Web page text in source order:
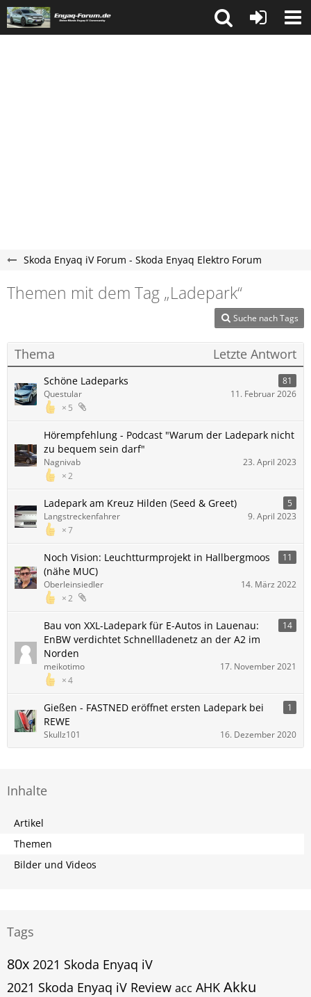
Skoda Enyaq iV Forum - Skoda Enyaq Elektro Forum
Themen mit dem Tag „Ladepark“
Suche nach Tags
Thema Letzte Antwort
Schöne Ladeparks 81
5
Questular 11. Februar 2026
Hörempfehlung - Podcast "Warum der Ladepark nicht
zu bequem sein darf"
2
Nagnivab 23. April 2023
Ladepark am Kreuz Hilden (Seed & Greet) 5
7
Langstreckenfahrer 9. April 2023
Noch Vision: Leuchtturmprojekt in Hallbergmoos
(nähe MUC)
11
2
Oberleinsiedler 14. März 2022
Bau von XXL-Ladepark für E-Autos in Lauenau:
EnBW verdichtet Schnellladenetz an der A2 im
Norden
14
4
meikotimo 17. November 2021
Gießen - FASTNED eröffnet ersten Ladepark bei
REWE
1
Skullz101 16. Dezember 2020
Inhalte
Artikel
Themen
Bilder und Videos
Tags
80x 2021 Skoda Enyaq iV
2021 Skoda Enyaq iV Review acc AHK Akku